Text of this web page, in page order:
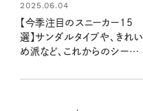
2025.06.04
【今季注目のスニーカー15
選】サンダルタイプや、きれい
め派など、これからのシーズ
う！